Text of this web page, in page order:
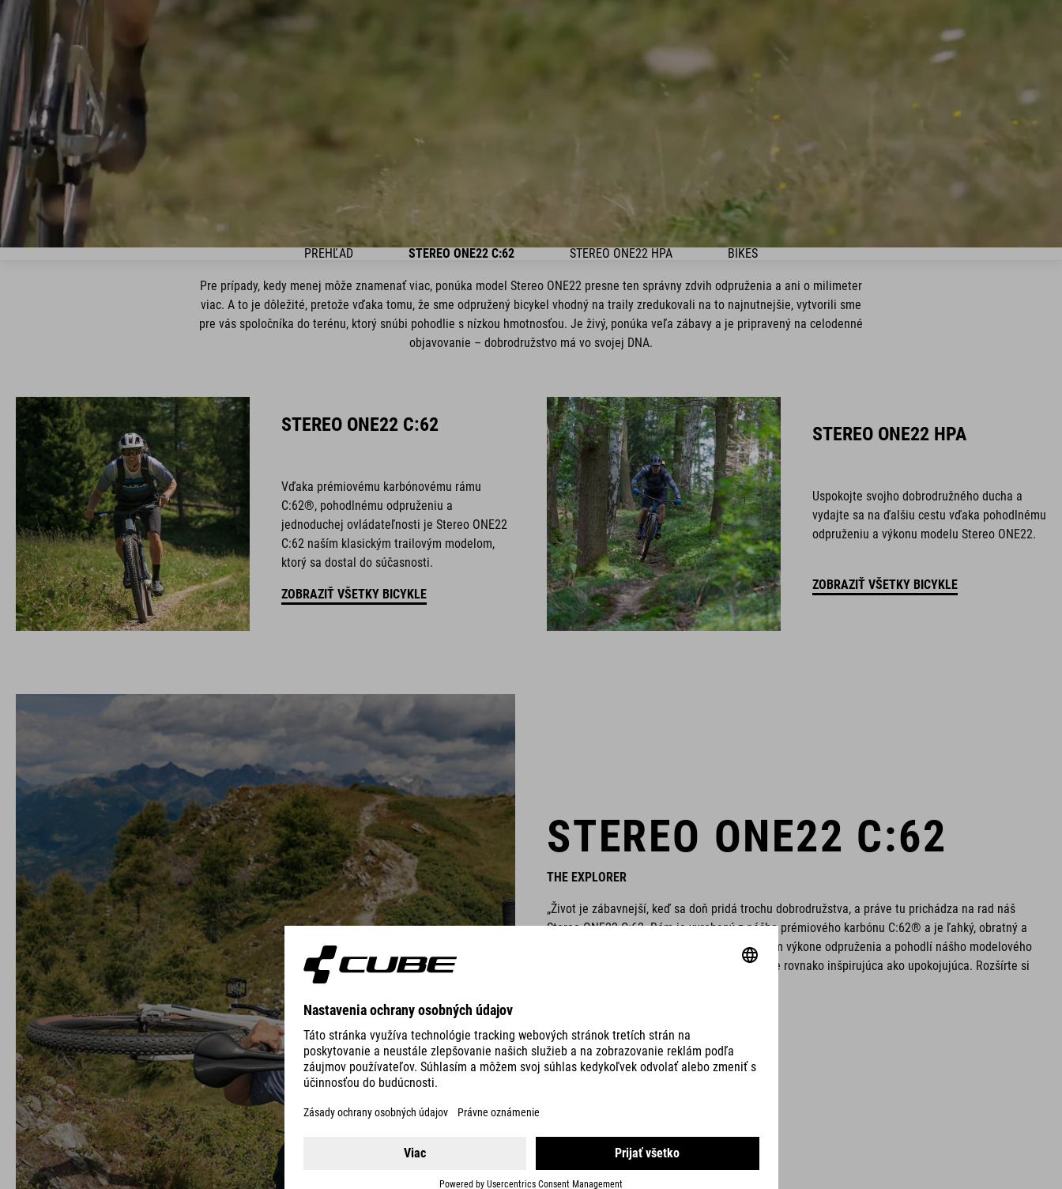
PREHĽAD STEREO ONE22 C:62 STEREO ONE22 HPA BIKES
Pre prípady, kedy menej môže znamenať viac, ponúka model Stereo ONE22 presne ten správny zdvih odpruženia a ani o milimeter
viac. A to je dôležité, pretože vďaka tomu, že sme odpružený bicykel vhodný na traily zredukovali na to najnutnejšie, vytvorili sme
pre vás spoločníka do terénu, ktorý snúbi pohodlie s nízkou hmotnosťou. Je živý, ponúka veľa zábavy a je pripravený na celodenné
objavovanie – dobrodružstvo má vo svojej DNA.
STEREO ONE22 C:62
Vďaka prémiovému karbónovému rámu
C:62®, pohodlnému odpruženiu a
jednoduchej ovládateľnosti je Stereo ONE22
C:62 naším klasickým trailovým modelom,
ktorý sa dostal do súčasnosti.
ZOBRAZIŤ VŠETKY BICYKLE
STEREO ONE22 HPA
Uspokojte svojho dobrodružného ducha a
vydajte sa na ďalšiu cestu vďaka pohodlnému
odpruženiu a výkonu modelu Stereo ONE22.
ZOBRAZIŤ VŠETKY BICYKLE
STEREO ONE22 C:62
THE EXPLORER
„Život je zábavnejší, keď sa doň pridá trochu dobrodružstva, a práve tu prichádza na rad náš
Stereo ONE22 C:62. Rám je vyrobený z nášho prémiového karbónu C:62® a je ľahký, obratný a
skvele vyzerajúci, pričom stavia na povestnom výkone odpruženia a pohodlí nášho modelového
radu Stereo ONE22 a poskytuje jazdu, ktorá je rovnako inšpirujúca ako upokojujúca. Rozšírte si